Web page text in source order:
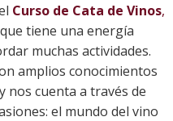
Curso de Cata de Vinos,
tiene una energía
muchas actividades.
amplios conocimientos
nos cuenta a través de
el mundo del vino